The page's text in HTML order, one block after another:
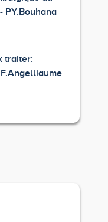
PY.Bouhana
traiter: